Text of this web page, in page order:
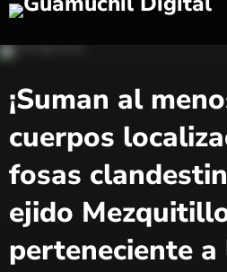
¡Suman al
cuerpos
fosas
ejido
perteneciente a